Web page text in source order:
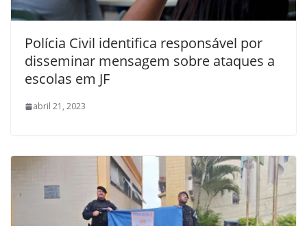
Polícia Civil identifica responsável por
disseminar mensagem sobre ataques a
escolas em JF
abril 21, 2023